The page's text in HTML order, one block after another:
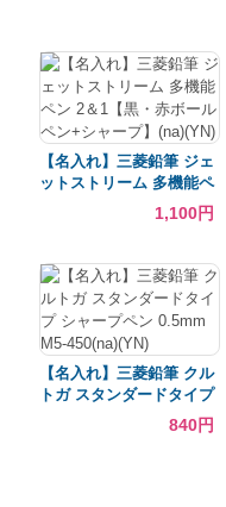
【名入れ】三菱鉛筆 ジェ
ットストリーム 多機能ペ
ン 2＆1【黒・赤ボールペ
ン+シャープ】(na)(YN)
1,100円
【名入れ】三菱鉛筆 クル
トガ スタンダードタイプ
シャープペン 0.5mm M5-
840円